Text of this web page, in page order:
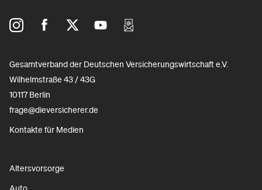
Gesamtverband der Deutschen Versicherungswirtschaft e.V.
Wilhelmstraße 43 / 43G
10117 Berlin
frage@dieversicherer.de
Kontakte für Medien
Altersvorsorge